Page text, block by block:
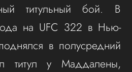
титульный бой. В
на UFC 322 в Нью-
в полусредний
титул у Маддалены,